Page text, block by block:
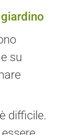
su
difficile.